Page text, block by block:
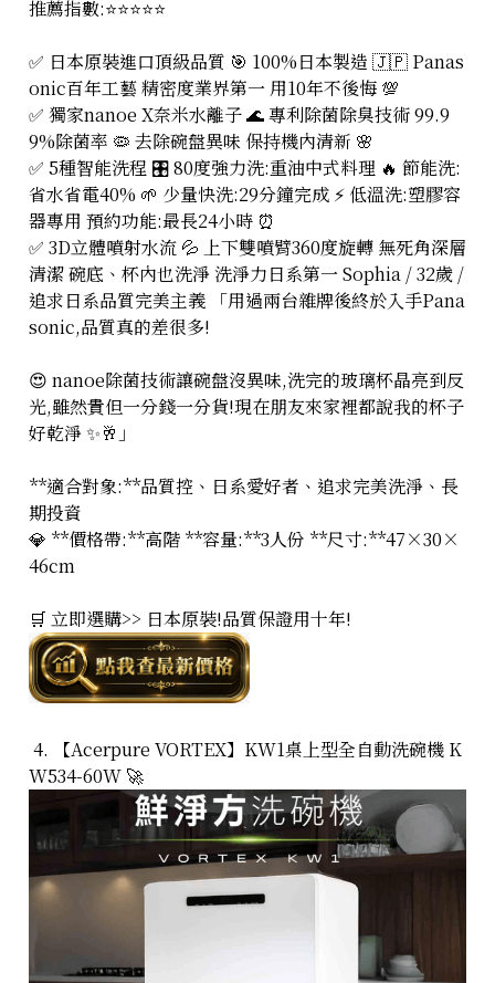
推薦指數:⭐⭐⭐⭐⭐
✅ 日本原裝進口頂級品質 🎯 100%日本製造 🇯🇵 Panas
onic百年工藝 精密度業界第一 用10年不後悔 💯
✅ 獨家nanoe X奈米水離子 🌊 專利除菌除臭技術 99.9
9%除菌率 🦠 去除碗盤異味 保持機內清新 🌸
✅ 5種智能洗程 🎛️ 80度強力洗:重油中式料理 🔥 節能洗:
省水省電40% 🌱 少量快洗:29分鐘完成 ⚡ 低溫洗:塑膠容
器專用 預約功能:最長24小時 ⏰
✅ 3D立體噴射水流 💦 上下雙噴臂360度旋轉 無死角深層
清潔 碗底、杯內也洗淨 洗淨力日系第一 Sophia / 32歲 /
追求日系品質完美主義 「用過兩台雜牌後終於入手Pana
sonic,品質真的差很多!
😍 nanoe除菌技術讓碗盤沒異味,洗完的玻璃杯晶亮到反
光,雖然貴但一分錢一分貨!現在朋友來家裡都說我的杯子
好乾淨 ✨🥂」
**適合對象:**品質控、日系愛好者、追求完美洗淨、長
期投資
💎 **價格帶:**高階 **容量:**3人份 **尺寸:**47×30×
46cm
🛒 立即選購>> 日本原裝!品質保證用十年!
4. 【Acerpure VORTEX】KW1桌上型全自動洗碗機 K
W534-60W 🚀